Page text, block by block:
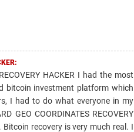
HACKER I had the most
bitcoin investment platform which
I had to do what everyone in my
COORDINATES RECOVERY
recovery is very much real. I